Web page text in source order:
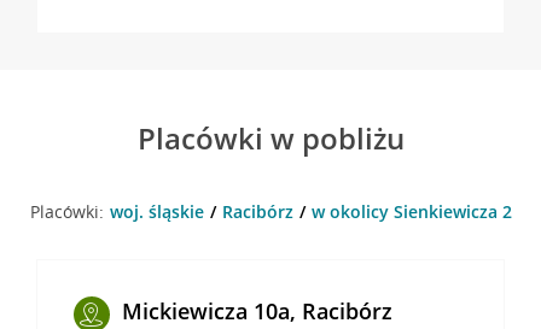
Placówki w pobliżu
Placówki: woj. śląskie Racibórz w okolicy Sienkiewicza 2 ,
Mickiewicza 10a, Racibórz